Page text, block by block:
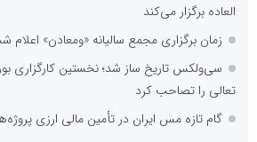
العاده برگزار می‌کند
زمان برگزاری مجمع سالیانه «ومعادن» اعلام
سی‌ولکس تاریخ ساز شد؛ نخستین کارگزاری
تعالی را تصاحب کرد
گام تازه مس ایران در تأمین مالی ارزی